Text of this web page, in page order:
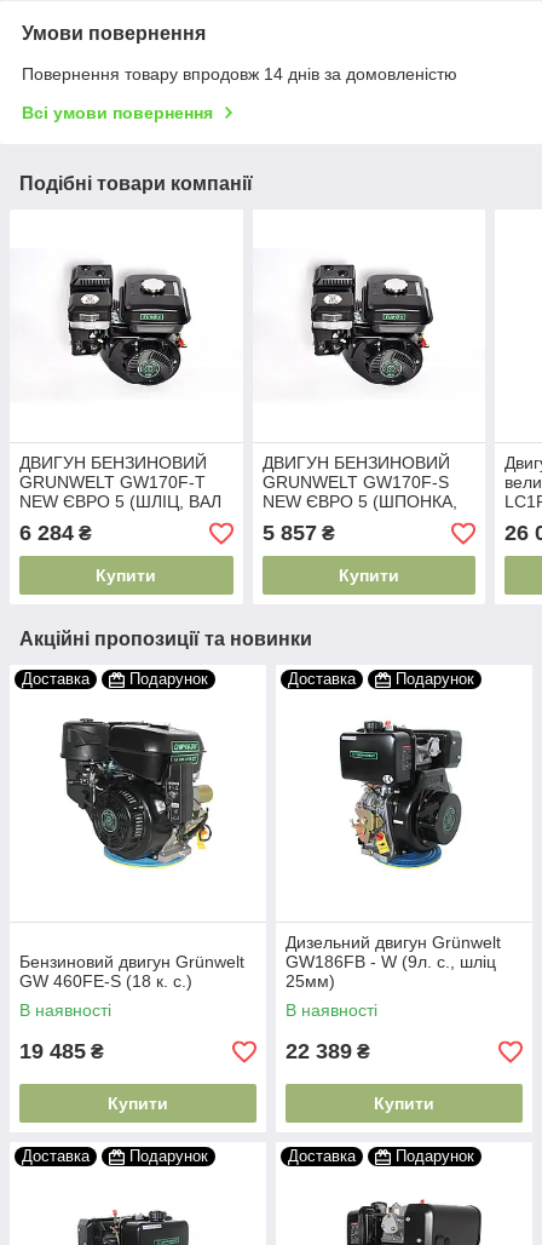
Умови повернення
Повернення товару впродовж 14 днів за домовленістю
Всі умови повернення
Подібні товари компанії
ДВИГУН БЕНЗИНОВИЙ
GRUNWELT GW170F-T
NEW ЄВРО 5 (ШЛІЦ, ВАЛ
6 284 ₴
Купити
ДВИГУН БЕНЗИНОВИЙ
GRUNWELT GW170F-S
NEW ЄВРО 5 (ШПОНКА,
5 857₴
Купити
26
Акційні пропозиції та новинки
Доставка Подарунок
Бензиновий двигун Grünwelt
GW 460FE-S (18 к. с.)
В наявності
19 485 ₴
Купити
Доставка Подарунок
Дизельний двигун Grünwelt
GW186FB - W (9л. с., шліц
25мм)
В наявності
22 389 ₴
Купити
Доставка Подарунок Доставка Подарунок